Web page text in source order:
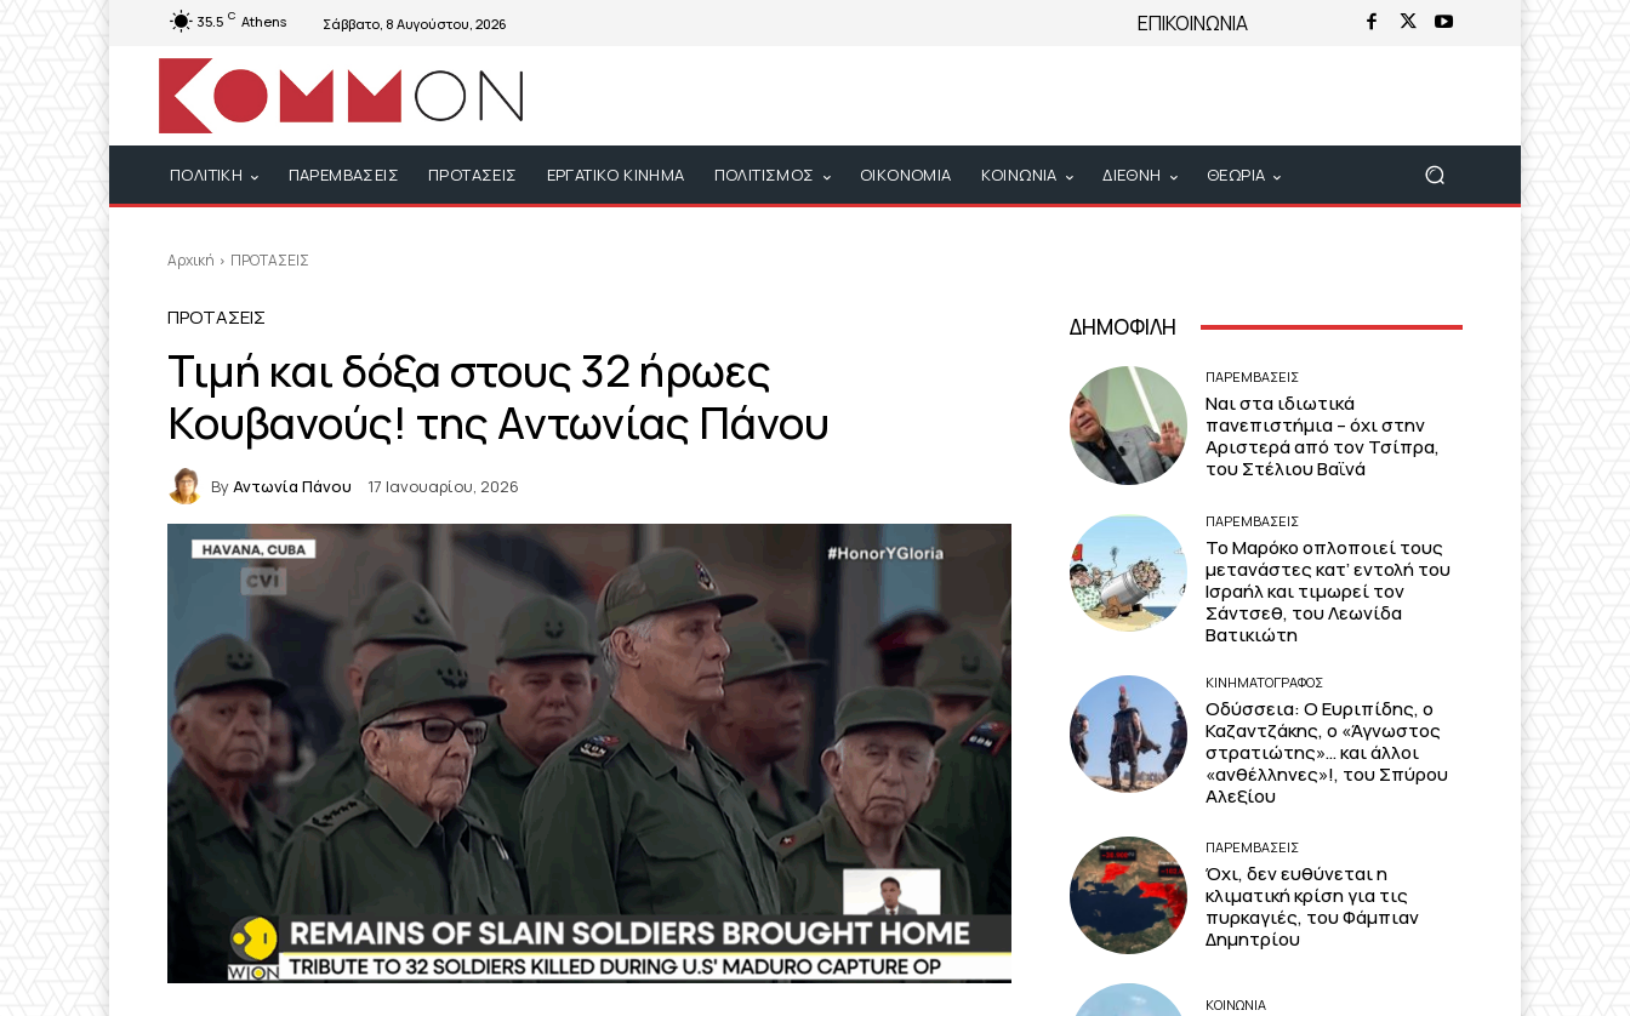
35.5 C Athens Σάββατο, 8 Αυγούστου, 2026 ΕΠΙΚΟΙΝΩΝΙΑ
ΠΟΛΙΤΙΚΗ ΠΑΡΕΜΒΑΣΕΙΣ ΠΡΟΤΑΣΕΙΣ ΕΡΓΑΤΙΚΟ ΚΙΝΗΜΑ ΠΟΛΙΤΙΣΜΟΣ ΟΙΚΟΝΟΜΙΑ ΚΟΙΝΩΝΙΑ ΔΙΕΘΝΗ ΘΕΩΡΙΑ
Αρχική ΠΡΟΤΑΣΕΙΣ
ΠΡΟΤΑΣΕΙΣ
Τιμή και δόξα στους 32 ήρωες
Κουβανούς! της Αντωνίας Πάνου
ByΑντωνία Πάνου 17 Ιανουαρίου, 2026
ΔΗΜΟΦΙΛΗ
ΠΑΡΕΜΒΑΣΕΙΣ
Ναι στα ιδιωτικά
πανεπιστήμια – όχι στην
Αριστερά από τον Τσίπρα,
του Στέλιου Βαϊνά
ΠΑΡΕΜΒΑΣΕΙΣ
Το Μαρόκο οπλοποιεί τους
μετανάστες κατ’ εντολή του
Ισραήλ και τιμωρεί τον
Σάντσεθ, του Λεωνίδα
Βατικιώτη
ΚΙΝΗΜΑΤΟΓΡΆΦΟΣ
Οδύσσεια: Ο Ευριπίδης, ο
Καζαντζάκης, ο «Άγνωστος
στρατιώτης»… και άλλοι
«ανθέλληνες»!, του Σπύρου
Αλεξίου
ΠΑΡΕΜΒΑΣΕΙΣ
Όχι, δεν ευθύνεται η
κλιματική κρίση για τις
πυρκαγιές, του Φάμπιαν
Δημητρίου
ΚΟΙΝΩΝΙΑ